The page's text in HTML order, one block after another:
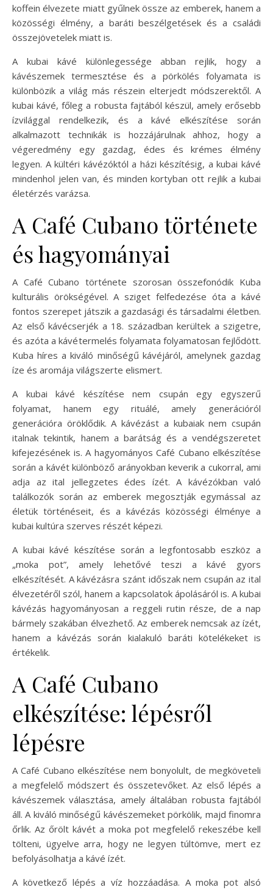
koffein élvezete miatt gyűlnek össze az emberek, hanem a
közösségi élmény, a baráti beszélgetések és a családi
összejövetelek miatt is.
A kubai kávé különlegessége abban rejlik, hogy a
kávészemek termesztése és a pörkölés folyamata is
különbözik a világ más részein elterjedt módszerektől. A
kubai kávé, főleg a robusta fajtából készül, amely erősebb
ízvilággal rendelkezik, és a kávé elkészítése során
alkalmazott technikák is hozzájárulnak ahhoz, hogy a
végeredmény egy gazdag, édes és krémes élmény
legyen. A kültéri kávézóktól a házi készítésig, a kubai kávé
mindenhol jelen van, és minden kortyban ott rejlik a kubai
életérzés varázsa.
A Café Cubano története
és hagyományai
A Café Cubano története szorosan összefonódik Kuba
kulturális örökségével. A sziget felfedezése óta a kávé
fontos szerepet játszik a gazdasági és társadalmi életben.
Az első kávécserjék a 18. században kerültek a szigetre,
és azóta a kávétermelés folyamata folyamatosan fejlődött.
Kuba híres a kiváló minőségű kávéjáról, amelynek gazdag
íze és aromája világszerte elismert.
A kubai kávé készítése nem csupán egy egyszerű
folyamat, hanem egy rituálé, amely generációról
generációra öröklődik. A kávézást a kubaiak nem csupán
italnak tekintik, hanem a barátság és a vendégszeretet
kifejezésének is. A hagyományos Café Cubano elkészítése
során a kávét különböző arányokban keverik a cukorral, ami
adja az ital jellegzetes édes ízét. A kávézókban való
találkozók során az emberek megosztják egymással az
életük történéseit, és a kávézás közösségi élménye a
kubai kultúra szerves részét képezi.
A kubai kávé készítése során a legfontosabb eszköz a
„moka pot”, amely lehetővé teszi a kávé gyors
elkészítését. A kávézásra szánt időszak nem csupán az ital
élvezetéről szól, hanem a kapcsolatok ápolásáról is. A kubai
kávézás hagyományosan a reggeli rutin része, de a nap
bármely szakában élvezhető. Az emberek nemcsak az ízét,
hanem a kávézás során kialakuló baráti kötelékeket is
értékelik.
A Café Cubano
elkészítése: lépésről
lépésre
A Café Cubano elkészítése nem bonyolult, de megköveteli
a megfelelő módszert és összetevőket. Az első lépés a
kávészemek választása, amely általában robusta fajtából
áll. A kiváló minőségű kávészemeket pörkölik, majd finomra
őrlik. Az őrölt kávét a moka pot megfelelő rekeszébe kell
tölteni, ügyelve arra, hogy ne legyen túltömve, mert ez
befolyásolhatja a kávé ízét.
A következő lépés a víz hozzáadása. A moka pot alsó